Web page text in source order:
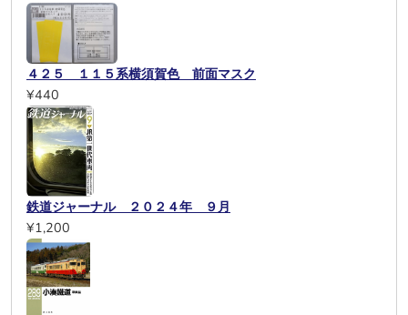
４２５ １１５系横須賀色 前面マスク
¥440
鉄道ジャーナル ２０２４年 ９月
¥1,200